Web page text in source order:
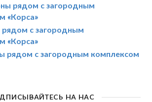
рядом с загородным
«Корса»
рядом с загородным
«Корса»
рядом с загородным комплексом
НА НАС